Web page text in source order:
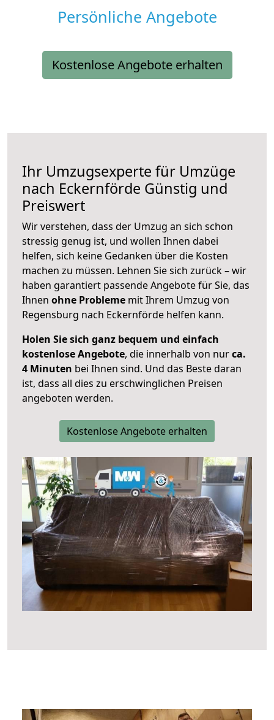
Persönliche Angebote
Kostenlose Angebote erhalten
Ihr Umzugsexperte für Umzüge
nach Eckernförde Günstig und
Preiswert
Wir verstehen, dass der Umzug an sich schon
stressig genug ist, und wollen Ihnen dabei
helfen, sich keine Gedanken über die Kosten
machen zu müssen. Lehnen Sie sich zurück – wir
haben garantiert passende Angebote für Sie, das
Ihnen ohne Probleme mit Ihrem Umzug von
Regensburg nach Eckernförde helfen kann.
Holen Sie sich ganz bequem und einfach
kostenlose Angebote, die innerhalb von nurca.
4 Minuten bei Ihnen sind. Und das Beste daran
ist, dass all dies zu erschwinglichen Preisen
angeboten werden.
Kostenlose Angebote erhalten